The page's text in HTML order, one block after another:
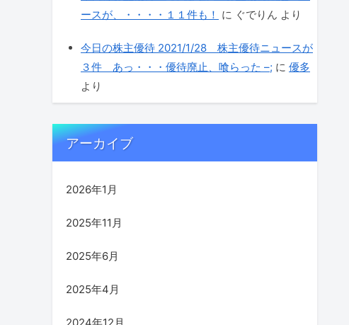
ースが、・・・・１１件も！ に ぐでりん より
今日の株主優待 2021/1/28 株主優待ニュースが
３件 あっ・・・優待廃止、喰らった –; に 優多
より
アーカイブ
2026年1月
2025年11月
2025年6月
2025年4月